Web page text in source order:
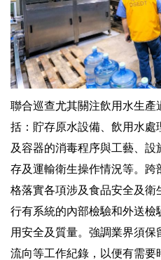
聯合巡查尤其關注飲用水生
括：貯存原水設備、飲用水
及容器的消毒程序與工藝、
存及運輸衛生操作情況等。
格落實各項涉及食品安全及
行有系統的內部檢驗和外送
用安全及質量。強調業界須
流向等工作紀錄，以便有需要